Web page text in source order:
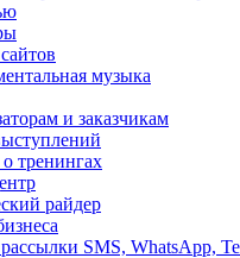
музыка
и заказчикам
тренингах
райдер
SMS, WhatsApp,